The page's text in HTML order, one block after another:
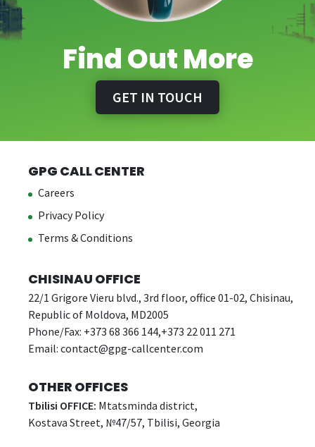
Find Out More
GET IN TOUCH
GPG CALL CENTER
Careers
Privacy Policy
Terms & Conditions
CHISINAU OFFICE
22/1 Grigore Vieru blvd., 3rd floor, office 01-02, Chisinau,
Republic of Moldova, MD2005
Phone/Fax: +373 68 366 144,+373 22 011 271
Email: contact@gpg-callcenter.com
OTHER OFFICES
Tbilisi OFFICE: Mtatsminda district,
Kostava Street, №47/57, Tbilisi, Georgia